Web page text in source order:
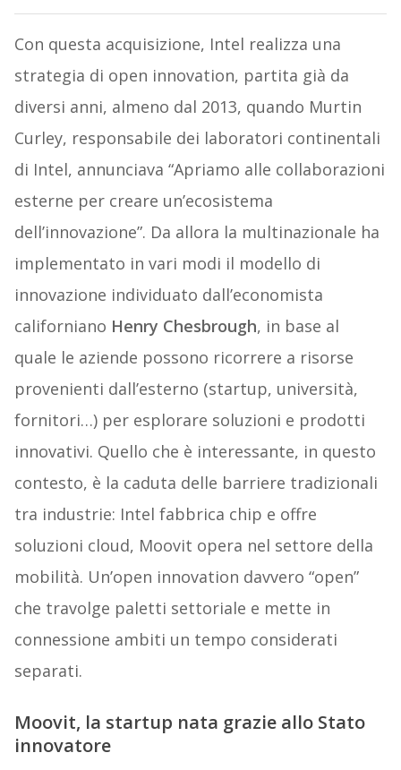
Con questa acquisizione, Intel realizza una
strategia di open innovation, partita già da
diversi anni, almeno dal 2013, quando Murtin
Curley, responsabile dei laboratori continentali
di Intel, annunciava “Apriamo alle collaborazioni
esterne per creare un’ecosistema
dell’innovazione”. Da allora la multinazionale ha
implementato in vari modi il modello di
innovazione individuato dall’economista
californiano Henry Chesbrough, in base al
quale le aziende possono ricorrere a risorse
provenienti dall’esterno (startup, università,
fornitori…) per esplorare soluzioni e prodotti
innovativi. Quello che è interessante, in questo
contesto, è la caduta delle barriere tradizionali
tra industrie: Intel fabbrica chip e offre
soluzioni cloud, Moovit opera nel settore della
mobilità. Un’open innovation davvero “open”
che travolge paletti settoriale e mette in
connessione ambiti un tempo considerati
separati.
Moovit, la startup nata grazie allo Stato
innovatore